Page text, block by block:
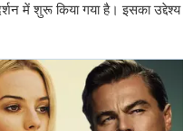
में शुरू किया गया है। इसका